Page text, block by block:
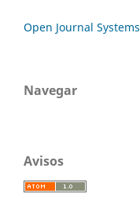
Open Journal Systems
Navegar
Avisos